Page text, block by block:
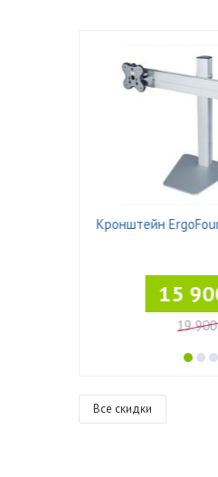
Кронштейн
15
19
Все скидки